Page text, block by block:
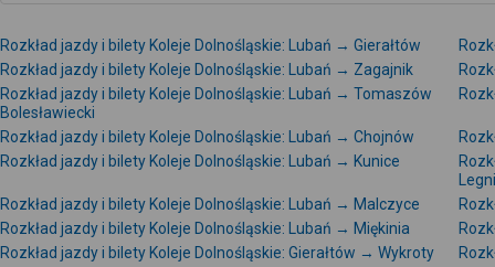
Rozkład jazdy i bilety Koleje Dolnośląskie: Lubań → Gierałtów
Rozkład jazdy i bilety Koleje Dolnośląskie: Lubań → Zagajnik
Rozkład jazdy i bilety Koleje Dolnośląskie: Lubań → Tomaszów
Bolesławiecki
Rozkład jazdy i bilety Koleje Dolnośląskie: Lubań → Chojnów
Rozkład jazdy i bilety Koleje Dolnośląskie: Lubań → Kunice
Rozkład jazdy i bilety Koleje Dolnośląskie: Lubań → Malczyce
Rozkład jazdy i bilety Koleje Dolnośląskie: Lubań → Miękinia
Rozkład jazdy i bilety Koleje Dolnośląskie: Gierałtów → Wykroty